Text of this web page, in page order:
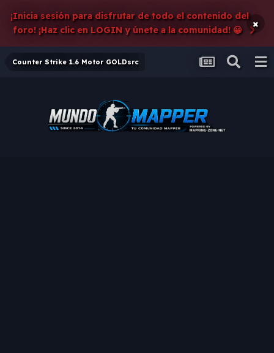
¡Inicia sesión para disfrutar de todo el contenido del
foro! ¡Haz clic en LOGIN y únete a la comunidad! 😀
×
Counter Strike 1.6 Motor GOLDsrc